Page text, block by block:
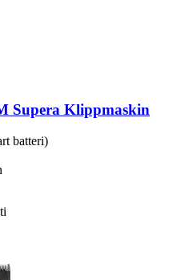
Supera Klippmaskin
batteri)